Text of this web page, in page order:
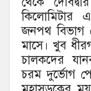
কিলোমিটার
জনপথ বিভাগ
মাসে। খুব
চালকদের
চরম দুর্ভোগ